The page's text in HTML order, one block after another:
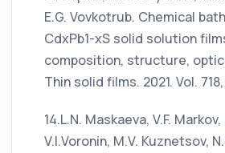
E.G. Vovkotrub. Chemical
CdxPb1-xS solid solution
composition, structure,
Thin solid films. 2021. Vol.
14.L.N. Maskaeva, V.F.
V.I.Voronin, M.V. Kuznetsov,